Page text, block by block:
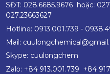
SĐT: 028.6685.9676 hoặc:
027.23663627
Hotline: 0913.001.739 -
Mail: c
Skype: cuulongchem
Zalo: +84 913.001.739 +84